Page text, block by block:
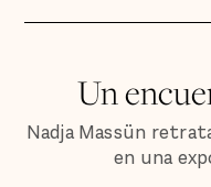
Un
Nadja Massün
en una